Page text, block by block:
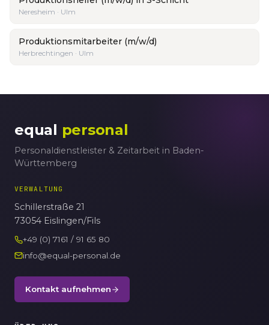
Neresheim · Ulm
Produktionsmitarbeiter (m/w/d)
Herbrechtingen · Ulm
equal personal
Personaldienstleister & Zeitarbeit in Baden-
Württemberg
VERWALTUNG
Schillerstraße 21
73054 Eislingen/Fils
+49 (0) 7161 / 91 65 80
info@equal-personal.de
Kontakt aufnehmen